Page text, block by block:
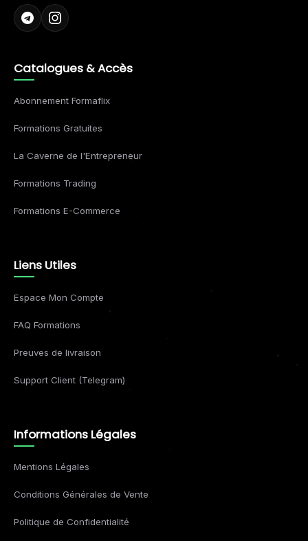
Catalogues & Accès
Abonnement Formaflix
Formations Gratuites
La Caverne de l'Entrepreneur
Formations Trading
Formations E-Commerce
Liens Utiles
Espace Mon Compte
FAQ Formations
Preuves de livraison
Support Client (Telegram)
Informations Légales
Mentions Légales
Conditions Générales de Vente
Politique de Confidentialité